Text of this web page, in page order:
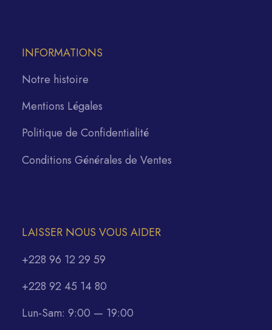
INFORMATIONS
Notre histoire
Mentions Légales
Politique de Confidentialité
Conditions Générales de Ventes
LAISSER NOUS VOUS AIDER
+228 96 12 29 59
+228 92 45 14 80
Lun-Sam: 9:00 — 19:00